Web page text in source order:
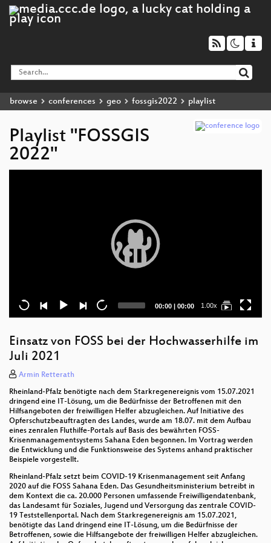
browse conferences geo fossgis2022 playlist
Playlist "FOSSGIS
2022"
Current
00:00 | Total
00:00 1.00x
Einsatz von FOSS bei der Hochwasserhilfe im
Juli 2021
Armin Retterath
Rheinland-Pfalz benötigte nach dem Starkregenereignis vom 15.07.2021
dringend eine IT-Lösung, um die Bedürfnisse der Betroffenen mit den
Hilfsangeboten der freiwilligen Helfer abzugleichen. Auf Initiative des
Opferschutzbeauftragten des Landes, wurde am 18.07. mit dem Aufbau
eines zenralen Fluthilfe-Portals auf Basis des bewährten FOSS-
Krisenmanagementsystems Sahana Eden begonnen. Im Vortrag werden
die Entwicklung und die Funktionsweise des Systems anhand praktischer
Beispiele vorgestellt.
Rheinland-Pfalz setzt beim COVID-19 Krisenmanagement seit Anfang
2020 auf die FOSS Sahana Eden. Das Gesundheitsministerium betreibt in
dem Kontext die ca. 20.000 Personen umfassende Freiwilligendatenbank,
das Landesamt für Soziales, Jugend und Versorgung das zentrale COVID-
19 Teststellenportal. Nach dem Starkregenereignis am 15.07.2021,
benötigte das Land dringend eine IT-Lösung, um die Bedürfnisse der
Betroffenen, sowie die Hilfsangebote der freiwilligen Helfer abzugleichen.